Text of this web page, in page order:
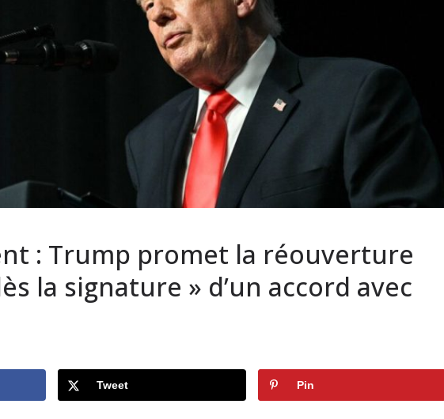
: Trump promet la réouverture
la signature » d’un accord avec
Tweet Pin